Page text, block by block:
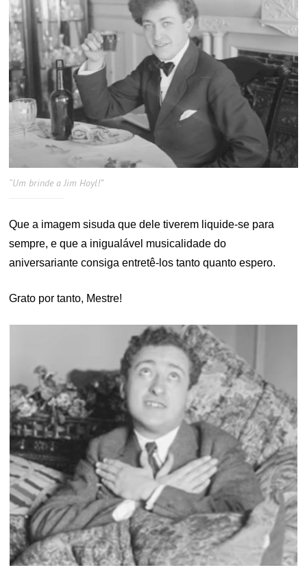
“Um brinde a Jim Hoyl!”
Que a imagem sisuda que dele tiverem liquide-se para
sempre, e que a inigualável musicalidade do
aniversariante consiga entretê-los tanto quanto espero.
Grato por tanto, Mestre!